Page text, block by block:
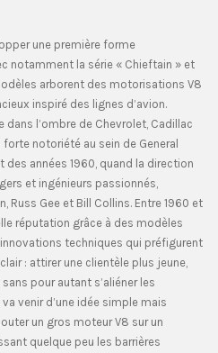
une première forme
notamment la série « Chieftain » et
arborent des motorisations V8
inspiré des lignes d’avion.
l’ombre de Chevrolet, Cadillac
notoriété au sein de General
des années 1960, quand la direction
et ingénieurs passionnés,
Russ Gee et Bill Collins. Entre 1960 et
réputation grâce à des modèles
techniques qui préfigurent
: attirer une clientèle plus jeune,
pour autant s’aliéner les
venir d’une idée simple mais
un gros moteur V8 sur un
quelque peu les barrières